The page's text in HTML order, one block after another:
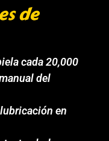
de
cada 20,000
del
en